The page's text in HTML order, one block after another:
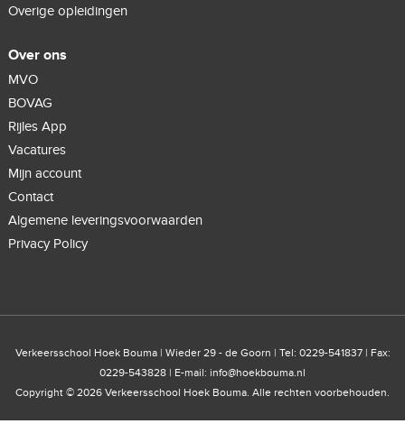
Overige opleidingen
Over ons
MVO
BOVAG
Rijles App
Vacatures
Mijn account
Contact
Algemene leveringsvoorwaarden
Privacy Policy
Verkeersschool Hoek Bouma | Wieder 29 - de Goorn | Tel: 0229-541837 | Fax:
0229-543828 | E-mail: info@hoekbouma.nl
Copyright © 2026 Verkeersschool Hoek Bouma. Alle rechten voorbehouden.